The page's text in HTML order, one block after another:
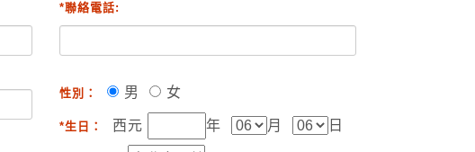
*聯絡電話:
性別： 男 女
*生日： 西元 年 月 日